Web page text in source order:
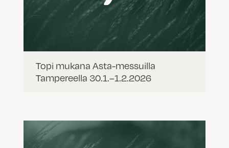
Topi mukana Asta-messuilla
Tampereella 30.1.–1.2.2026